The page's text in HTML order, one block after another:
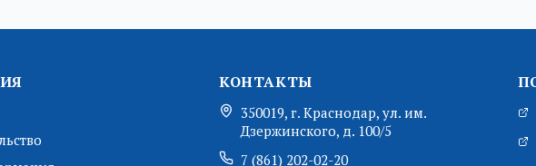
КОНТАКТЫ
350019, г. Краснодар, ул. им.
Дзержинского, д. 100/5
7 (861) 202-02-20